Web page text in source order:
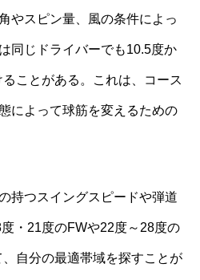
やスピン量、風の条件によっ
同じドライバーでも10.5度か
ことがある。これは、コース
によって球筋を変えるための
持つスイングスピードや弾道
・21度のFWや22度～28度の
自分の最適帯域を探すことが